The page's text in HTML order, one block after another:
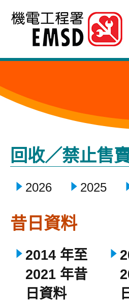
跳
內
的
始回收／禁止售
2026 2025
昔日資料
2014 年至
2021 年昔
日資料